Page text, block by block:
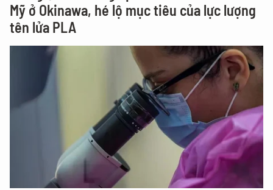
Mỹ ở Okinawa, hé lộ mục tiêu của lực lượng
tên lửa PLA